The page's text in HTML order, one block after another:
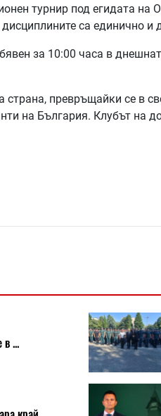
турнир под егидата на
са единично и
за 10:00 часа в
страна, превръщайки се в
на България. Клубът на
...